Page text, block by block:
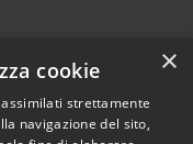
×
cookie
strettamente
navigazione del sito,